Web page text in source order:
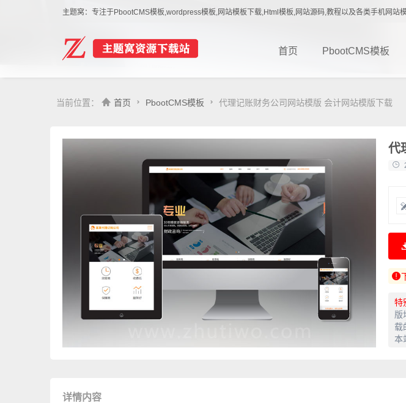
主题窝：专注于PbootCMS模板,wordpress模板,网站模板下载,Html模板,网站源码,教程以及各类手机网站
首页 PbootCMS模板
当前位置： 首页 PbootCMS模板 代理记账财务公司网站模版 会计网站模版下载
代
特
版
载
本
详情内容